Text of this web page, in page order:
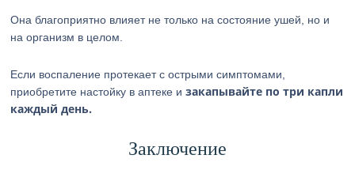
Она благоприятно влияет не только на состояние ушей, но и
на организм в целом.
Если воспаление протекает с острыми симптомами,
приобретите настойку в аптеке изакапывайте по три капли
каждый день.
Заключение